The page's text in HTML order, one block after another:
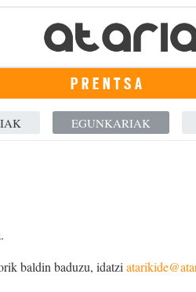
PRENTSA
EGUNKARIAK
baldin baduzu, idatzi